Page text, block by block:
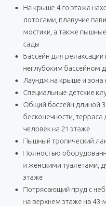
На крыше 4-го этажа
лотосами, плавучие
мостики, а также
сады
Бассейн для
неглубоким бассейном
Лаундж на крыше и зона
Специальные детские
Общий бассейн длиной
бесконечности, терраса
человек на 21 этаже
Пышный тропический
Полностью
и женскими туалетами,
этаже
Потрясающий пруд с
на верхнем этаже на 43-